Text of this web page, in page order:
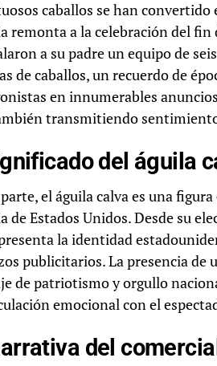
caballos se han
remonta a la celebración del fin
a su padre un equipo de
de caballos, un recuerdo de
en innumerables
transmitiendo
del águila
el águila calva es una
de Estados Unidos. Desde su
la identidad
publicitarios. La presencia de
de patriotismo y orgullo
emocional con el
del